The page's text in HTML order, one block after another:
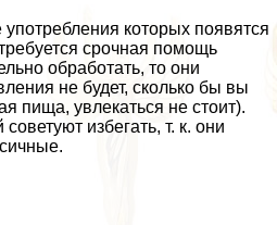
которых появятся
срочная помощь
обработать, то они
не будет, сколько бы вы
пища, увлекаться не стоит).
избегать, т. к. они